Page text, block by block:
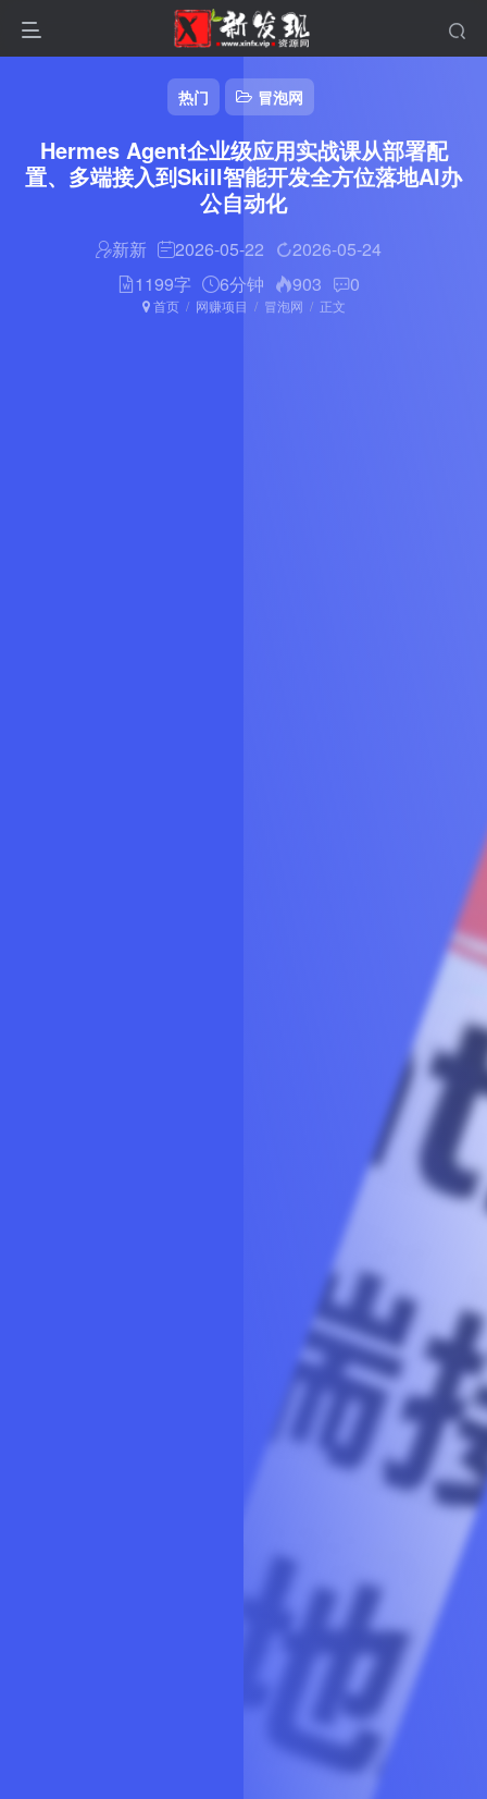
热门 冒泡网
Hermes Agent企业级应用实战课从部署配
置、多端接入到Skill智能开发全方位落地AI办
公自动化
新新 2026-05-22
2026-05-24
1199字
6分钟 903 0
首页 网赚项目 冒泡网 正文